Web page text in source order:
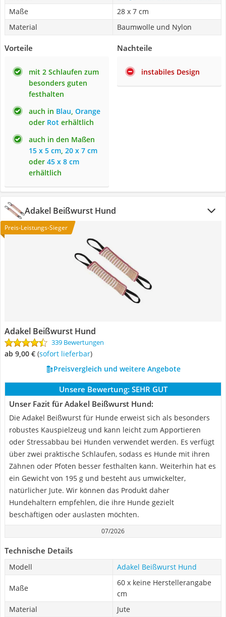
Maße
28 x 7 cm
Material
Baumwolle und Nylon
Vorteile
mit 2 Schlaufen zum
besonders guten
festhalten
auch in Blau, Orange
oder Rot erhältlich
auch in den Maßen
15 x 5 cm, 20 x 7 cm
oder 45 x 8 cm
erhältlich
Nachteile
instabiles Design
Adakel Beißwurst Hund
Preis-Leistungs-Sieger
Adakel Beißwurst Hund
339 Bewertungen
ab 9,00 € ( Sofort lieferbar)
Preisvergleich und weitere Angebote
Unsere Bewertung: SEHR GUT
Unser Fazit für Adakel Beißwurst Hund:
Die Adakel Beißwurst für Hunde erweist sich als besonders
robustes Kauspielzeug und kann leicht zum Apportieren
oder Stressabbau bei Hunden verwendet werden. Es verfügt
über zwei praktische Schlaufen, sodass es Hunde mit ihren
Zähnen oder Pfoten besser festhalten kann. Weiterhin hat es
ein Gewicht von 195 g und besteht aus umwickelter,
natürlicher Jute. Wir können das Produkt daher
Hundehaltern empfehlen, die ihre Hunde gezielt
beschäftigen oder auslasten möchten.
07/2026
Technische Details
Modell Adakel Beißwurst Hund
Maße
60 x keine Herstellerangabe
cm
Material
Jute